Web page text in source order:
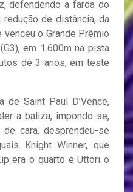
defendendo a farda do
redução de distância, da
venceu o Grande Prêmio
em 1.600m na pista
de 3 anos, em teste
Saint Paul D’Vence,
a baliza, impondo-se,
cara, desprendeu-se
Knight Winner, que
era o quarto e Uttori o